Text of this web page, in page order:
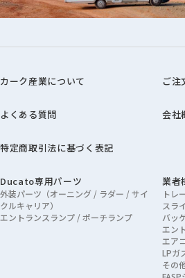
カーク産業について ご注
よくある質問 会社
特定商取引法に基づく表記
Ducato専用パーツ
外装パーツ（オーニング / ラダー / サイ
クルキャリア）
エントランスランプ / ポーチランプ
業者
トレ
スラ
バッ
エン
エア
LPガ
その